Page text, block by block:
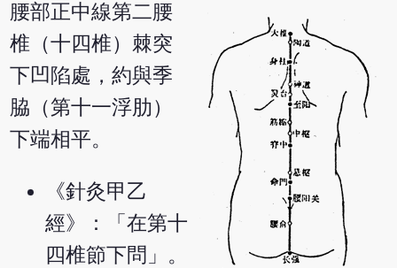
腰部正中線第二腰
椎（十四椎）棘突
下凹陷處，約與季
脇（第十一浮肋）
下端相平。
《針灸甲乙
經》：「在第十
四椎節下問」。